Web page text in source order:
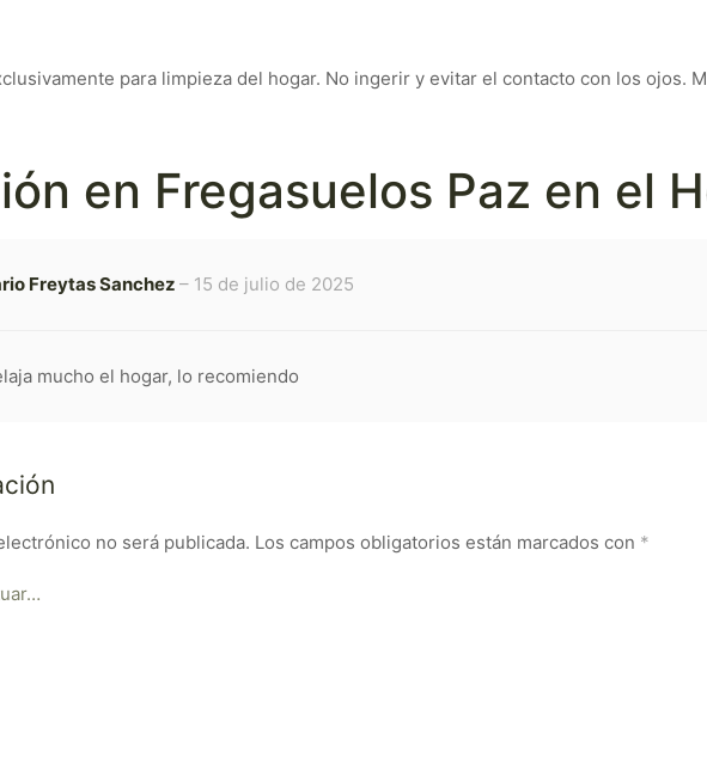
para limpieza del hogar. No ingerir y evitar el contacto con los ojos.
en Fregasuelos Paz en el
Freytas Sanchez – 15 de julio de 2025
mucho el hogar, lo recomiendo
no será publicada. Los campos obligatorios están marcados con *